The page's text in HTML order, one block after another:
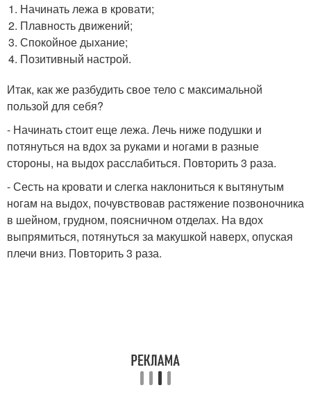
Начинать лежа в кровати;
Плавность движений;
Спокойное дыхание;
Позитивный настрой.
Итак, как же разбудить свое тело с максимальной
пользой для себя?
- Начинать стоит еще лежа. Лечь ниже подушки и
потянуться на вдох за руками и ногами в разные
стороны, на выдох расслабиться. Повторить 3 раза.
- Сесть на кровати и слегка наклониться к вытянутым
ногам на выдох, почувствовав растяжение позвоночника
в шейном, грудном, поясничном отделах. На вдох
выпрямиться, потянуться за макушкой наверх, опуская
плечи вниз. Повторить 3 раза.